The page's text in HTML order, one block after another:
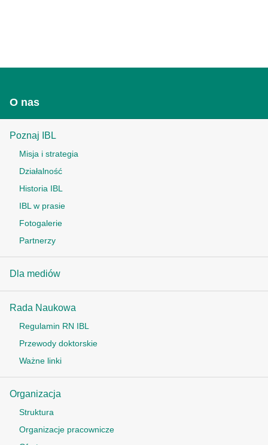
O nas
Poznaj IBL
Misja i strategia
Działalność
Historia IBL
IBL w prasie
Fotogalerie
Partnerzy
Dla mediów
Rada Naukowa
Regulamin RN IBL
Przewody doktorskie
Ważne linki
Organizacja
Struktura
Organizacje pracownicze